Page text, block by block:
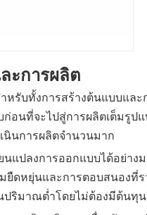
ะการผลิต
รับทั้งการสร้างต้นแบบแ
นที่จะไปสู่การผลิตเต็มรูป
นินการผลิตจำนวนมาก
นแปลงการออกแบบได้อย่
ยืดหยุ่นและการตอบสนอง
ริมาณต่ำโดยไม่ต้องมีต้นทุน